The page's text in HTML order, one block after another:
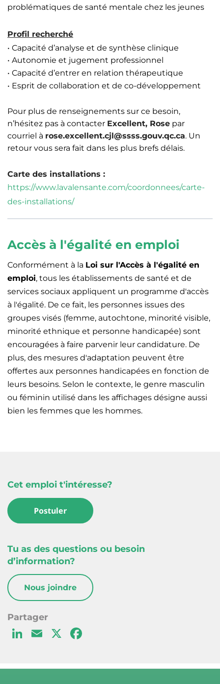
problématiques de santé mentale chez les jeunes
Profil recherché
• Capacité d’analyse et de synthèse clinique
• Autonomie et jugement professionnel
• Capacité d’entrer en relation thérapeutique
• Esprit de collaboration et de co-développement
Pour plus de renseignements sur ce besoin,
n’hésitez pas à contacter Excellent, Rose par
courriel à rose.excellent.cjl@ssss.gouv.qc.ca. Un
retour vous sera fait dans les plus brefs délais.
Carte des installations :
https://www.lavalensante.com/coordonnees/carte-
des-installations/
Accès à l'égalité en emploi
Conformément à la Loi sur l'Accès à l'égalité en
emploi, tous les établissements de santé et de
services sociaux appliquent un programme d'accès
à l'égalité. De ce fait, les personnes issues des
groupes visés (femme, autochtone, minorité visible,
minorité ethnique et personne handicapée) sont
encouragées à faire parvenir leur candidature. De
plus, des mesures d'adaptation peuvent être
offertes aux personnes handicapées en fonction de
leurs besoins. Selon le contexte, le genre masculin
ou féminin utilisé dans les affichages désigne aussi
bien les femmes que les hommes.
Cet emploi t'intéresse?
Postuler
Tu as des questions ou besoin
d’information?
Nous joindre
Li
k
E
ai
X
c